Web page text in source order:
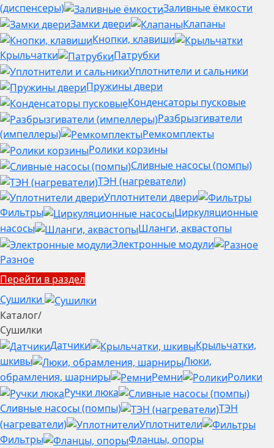
(диспенсеры)
Заливные ёмкости
Замки двери
Клапаны
Кнопки, клавиши
Крыльчатки
Патрубки
Уплотнители и сальники
Пружины двери
Конденсаторы пусковые
Разбрызгиватели
(импеллеры)
Ремкомплекты
Ролики корзины
Сливные насосы (помпы)
ТЭН (нагреватели)
Уплотнители двери
Фильтры
Циркуляционные
насосы
Шланги, аквастопы
Электронные модули
Разное
Перейти в раздел
Сушилки
Каталог/
Сушилки
Датчики
Крыльчатки,
шкивы
Люки,
обрамления, шарниры
Ремни
Ролики
Ручки люка
Сливные насосы (помпы)
ТЭН
(нагреватели)
Уплотнители
Фильтры
Фланцы, опоры